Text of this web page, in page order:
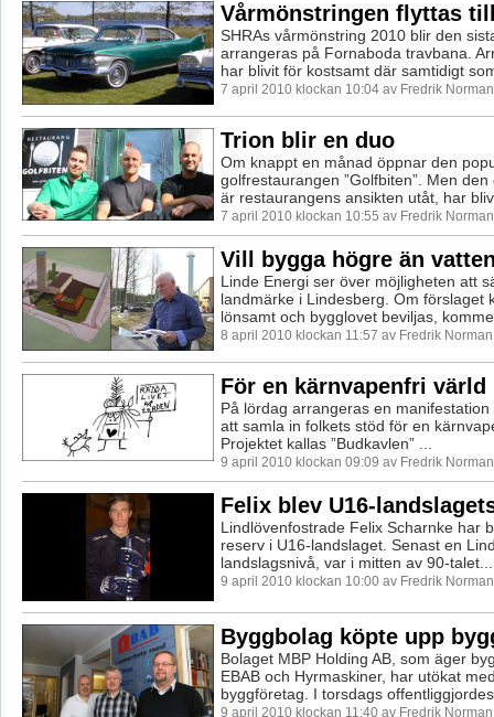
Vårmönstringen flyttas
SHRAs vårmönstring 2010 blir den
arrangeras på Fornaboda travbana.
har blivit för kostsamt där samtidigt
7 april 2010 klockan 10:04 av Fredrik Norman
Trion blir en duo
Om knappt en månad öppnar den
golfrestaurangen ”Golfbiten”. Men
är restaurangens ansikten utåt, har
7 april 2010 klockan 10:55 av Fredrik Norman
Vill bygga högre än
Linde Energi ser över möjligheten att
landmärke i Lindesberg. Om förslaget
lönsamt och bygglovet beviljas,
8 april 2010 klockan 11:57 av Fredrik Norman
För en kärnvapenfri värld
På lördag arrangeras en
att samla in folkets stöd för en
Projektet kallas ”Budkavlen” ...
9 april 2010 klockan 09:09 av Fredrik Norman
Felix blev U16-
Lindlövenfostrade Felix Scharnke har
reserv i U16-landslaget. Senast en
landslagsnivå, var i mitten av 90-talet...
9 april 2010 klockan 10:00 av Fredrik Norman
Byggbolag köpte upp
Bolaget MBP Holding AB, som äger
EBAB och Hyrmaskiner, har utökat
byggföretag. I torsdags
9 april 2010 klockan 11:40 av Fredrik Norman